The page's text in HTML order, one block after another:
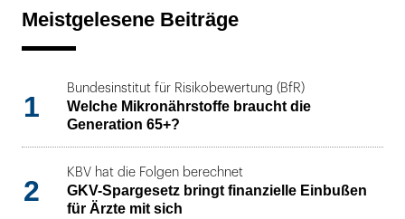
Meistgelesene Beiträge
1
Bundesinstitut für Risikobewertung (BfR)
Welche Mikronährstoffe braucht die
Generation 65+?
2
KBV hat die Folgen berechnet
GKV-Spargesetz bringt finanzielle Einbußen
für Ärzte mit sich